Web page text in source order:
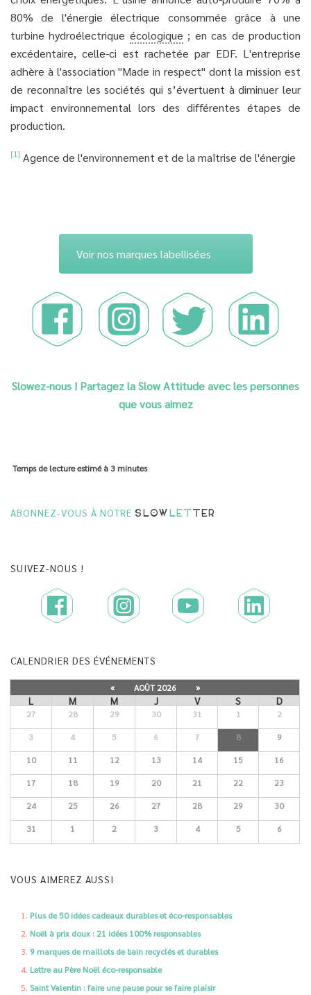
80% de l'énergie électrique consommée grâce à une
turbine hydroélectrique écologique ; en cas de production
excédentaire, celle-ci est rachetée par EDF. L'entreprise
adhère à l'association "Made in respect" dont la mission est
de reconnaître les sociétés qui s’évertuent à diminuer leur
impact environnemental lors des différentes étapes de
production.
[1] Agence de l'environnement et de la maîtrise de l'énergie
Voir nos marques labellisées
Slowez-nous ! Partagez la Slow Attitude avec les personnes
que vous aimez
Temps de lecture estimé à 3 minutes
ABONNEZ-VOUS À NOTRE SLOW LET TER
SUIVEZ-NOUS !
CALENDRIER DES ÉVÉNEMENTS
« AOÛT 2026 »
L M M J V S D
27 28 29 30 31 1 2
3 4 5 6 7 8 9
10 11 12 13 14 15 16
17 18 19 20 21 22 23
24 25 26 27 28 29 30
31 1 2 3 4 5 6
VOUS AIMEREZ AUSSI
Plus de 50 idées cadeaux durables et éco-responsables
Noël à prix doux : 21 idées 100% responsables
9 marques de maillots de bain recyclés et durables
Lettre au Père Noël éco-responsable
Saint Valentin : faire une pause pour se faire plaisir